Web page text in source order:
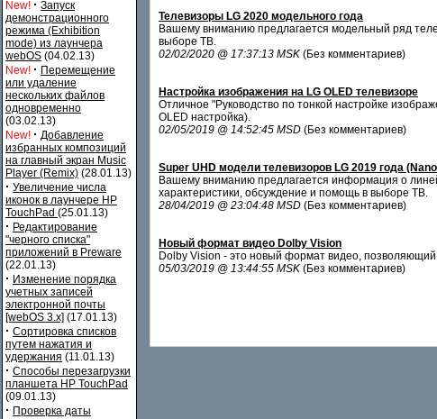
New! · Запуск
демонстрационного
режима (Exhibition
mode) из лаунчера
webOS (04.02.13)
New! · Перемещение
или удаление
нескольких файлов
одновременно
(03.02.13)
New! · Добавление
избранных композиций
на главный экран Music
Player (Remix) (28.01.13)
· Увеличение числа
иконок в лаунчере HP
TouchPad (25.01.13)
· Редактирование
"черного списка"
приложений в Preware
(22.01.13)
· Изменение порядка
учетных записей
электронной почты
[webOS 3.x] (17.01.13)
· Сортировка списков
путем нажатия и
удержания (11.01.13)
· Способы перезагрузки
планшета HP TouchPad
(09.01.13)
· Проверка даты
Телевизоры LG 2020 модельного года
Вашему вниманию предлагается модельный ряд
выборе ТВ.
02/02/2020 @ 17:37:13 MSK (Без комментариев)
Настройка изображения на LG OLED телевизоре
Отличное "Руководство по тонкой настройке
OLED настройка).
02/05/2019 @ 14:52:45 MSD (Без комментариев)
Super UHD модели телевизоров LG 2019 года
Вашему вниманию предлагается информация о
характеристики, обсуждение и помощь в выборе ТВ.
28/04/2019 @ 23:04:48 MSD (Без комментариев)
Новый формат видео Dolby Vision
Dolby Vision - это новый формат видео,
05/03/2019 @ 13:44:55 MSK (Без комментариев)